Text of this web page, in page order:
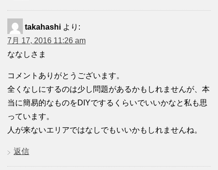
takahashi より:
7月 17, 2016 11:26 am
ななしさま
コメントありがとうございます。
全くなしにするのは少し問題があるかもしれませんが、本
当に簡易的なものをDIYでするくらいでいいかなと私も思
っています。
人が来ないエリアではなしでもいいかもしれませんね。
返信